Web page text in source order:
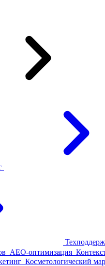
AEO-оптимизация
Косметологический